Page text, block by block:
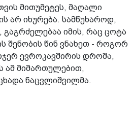
მითუმეტეს, მაღალი
არ იხურება. სამწუხაროდ,
გაგრძელებაა იმის, რაც ცოტა
შენობის წინ ვნახეთ - როგორ
ევროკავშირის დროშა,
ამ მიმართულებით,
ნაცვლიშვილმა.